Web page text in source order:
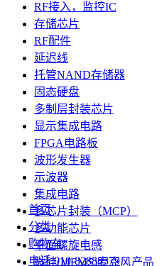
RF接入，监控IC
存储芯片
RF配件
延迟线
托管NAND存储器
固态硬盘
多制层封装芯片
显示集成电路
FPGA电路板
波形发生器
示波器
集成电路
多芯片封装（MCP）
多功能芯片
平面螺旋电感
微硅(MEMS)麦克风产品
首页
分类
购物车
电话 010-82888379